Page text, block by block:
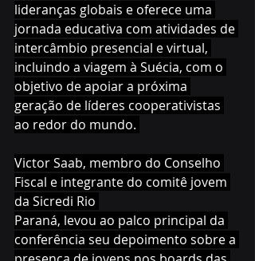
lideranças globais e oferece uma
jornada educativa com atividades de
intercâmbio presencial e virtual,
incluindo a viagem à Suécia, com o
objetivo de apoiar a próxima
geração de líderes cooperativistas
ao redor do mundo.
Victor Saab, membro do Conselho
Fiscal e integrante do comitê jovem
da Sicredi Rio
Paraná, levou ao palco principal da
conferência seu depoimento sobre a